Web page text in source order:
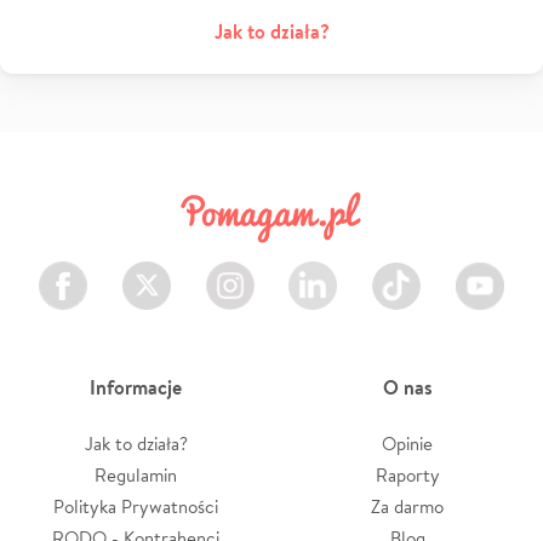
Jak to działa?
Facebook Twitter Instagram LinkedIn TikTok Youtube
Informacje
Jak to działa?
Regulamin
Polityka Prywatności
O nas
Opinie
Raporty
Za darmo